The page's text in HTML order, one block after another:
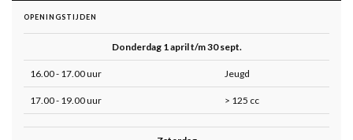
OPENINGSTIJDEN
Donderdag 1 april t/m 30 sept.
16.00 - 17.00 uur Jeugd
17.00 - 19.00 uur > 125 cc